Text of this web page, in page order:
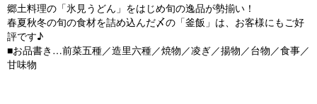
郷土料理の「氷見うどん」をはじめ旬の逸品が勢揃い！
春夏秋冬の旬の食材を詰め込んだ〆の「釜飯」は、お客様にもご好
評です♪
■お品書き…前菜五種／造里六種／焼物／凌ぎ／揚物／台物／食事／
甘味物